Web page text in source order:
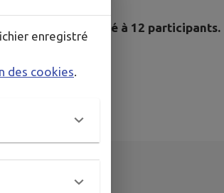
places étant limité à 12 participants.
enregistré
des cookies